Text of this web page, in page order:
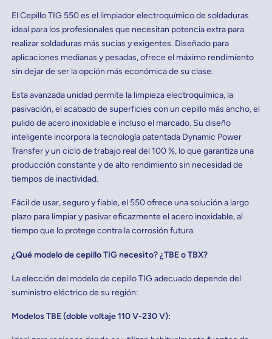
El Cepillo TIG 550 es el limpiador electroquímico de soldaduras
ideal para los profesionales que necesitan potencia extra para
realizar soldaduras más sucias y exigentes. Diseñado para
aplicaciones medianas y pesadas, ofrece el máximo rendimiento
sin dejar de ser la opción más económica de su clase.
Esta avanzada unidad permite la limpieza electroquímica, la
pasivación, el acabado de superficies con un cepillo más ancho, el
pulido de acero inoxidable e incluso el marcado. Su diseño
inteligente incorpora la tecnología patentada Dynamic Power
Transfer y un ciclo de trabajo real del 100 %, lo que garantiza una
producción constante y de alto rendimiento sin necesidad de
tiempos de inactividad.
Fácil de usar, seguro y fiable, el 550 ofrece una solución a largo
plazo para limpiar y pasivar eficazmente el acero inoxidable, al
tiempo que lo protege contra la corrosión futura.
¿Qué modelo de cepillo TIG necesito? ¿TBE o TBX?
La elección del modelo de cepillo TIG adecuado depende del
suministro eléctrico de su región:
Modelos TBE (doble voltaje 110 V-230 V):